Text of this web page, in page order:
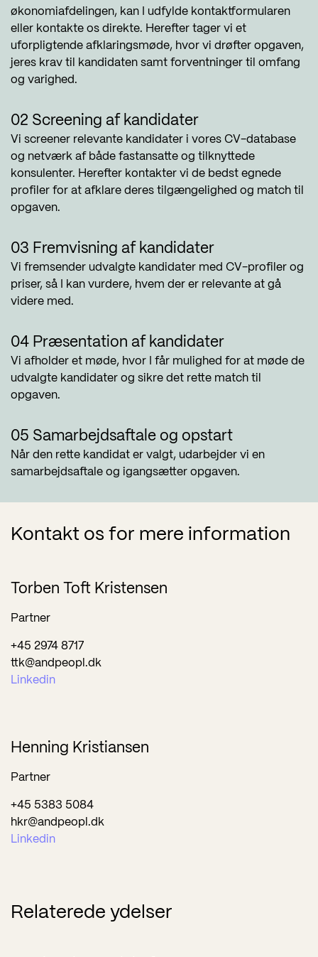
økonomiafdelingen, kan I udfylde kontaktformularen
eller kontakte os direkte. Herefter tager vi et
uforpligtende afklaringsmøde, hvor vi drøfter opgaven,
jeres krav til kandidaten samt forventninger til omfang
og varighed.
02 Screening af kandidater
Vi screener relevante kandidater i vores CV-database
og netværk af både fastansatte og tilknyttede
konsulenter. Herefter kontakter vi de bedst egnede
profiler for at afklare deres tilgængelighed og match til
opgaven.
03 Fremvisning af kandidater
Vi fremsender udvalgte kandidater med CV-profiler og
priser, så I kan vurdere, hvem der er relevante at gå
videre med.
04 Præsentation af kandidater
Vi afholder et møde, hvor I får mulighed for at møde de
udvalgte kandidater og sikre det rette match til
opgaven.
05 Samarbejdsaftale og opstart
Når den rette kandidat er valgt, udarbejder vi en
samarbejdsaftale og igangsætter opgaven.
Kontakt os for mere information
Torben Toft Kristensen
Partner
+45 2974 8717
ttk@andpeopl.dk
Linkedin
Henning Kristiansen
Partner
+45 5383 5084
hkr@andpeopl.dk
Linkedin
Relaterede ydelser